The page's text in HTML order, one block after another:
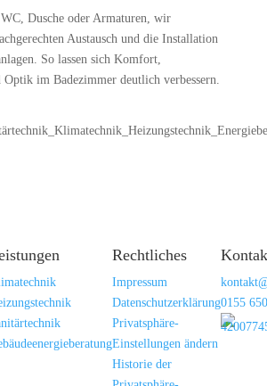
WC, Dusche oder Armaturen, wir
Austausch und die Installation
So lassen sich Komfort,
im Badezimmer deutlich verbessern.
Rechtliches
Impressum
Datenschutzerklärung
Privatsphäre-
Einstellungen ändern
Historie der
0155